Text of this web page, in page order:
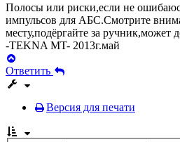
Полосы или риски,если не
импульсов для АБС.Смотрите
месту,подёргайте за ручник,может
-TEKNA MT- 2013г.май
к
началу
Ответить
Версия для печати